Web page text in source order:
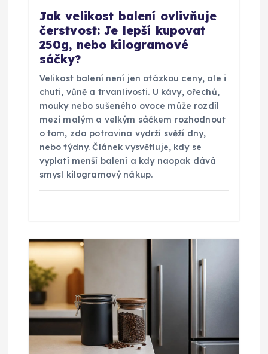
k
Jak velikost balení ovlivňuje
čerstvost: Je lepší kupovat
250g, nebo kilogramové
sáčky?
Velikost balení není jen otázkou ceny, ale i
chuti, vůně a trvanlivosti. U kávy, ořechů,
mouky nebo sušeného ovoce může rozdíl
mezi malým a velkým sáčkem rozhodnout
o tom, zda potravina vydrží svěží dny,
nebo týdny. Článek vysvětluje, kdy se
vyplatí menší balení a kdy naopak dává
smysl kilogramový nákup.